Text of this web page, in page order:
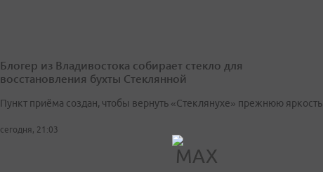
Блогер из Владивостока собирает стекло для
восстановления бухты Стеклянной
Пункт приёма создан, чтобы вернуть «Стеклянухе» прежнюю яркость
сегодня, 21:03